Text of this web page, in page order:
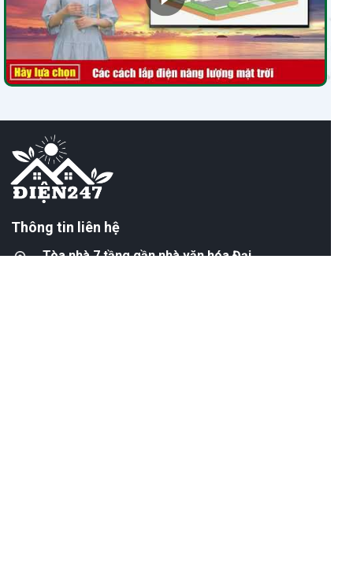
Thông tin liên hệ
Tòa nhà 7 tầng gần nhà văn hóa Đại